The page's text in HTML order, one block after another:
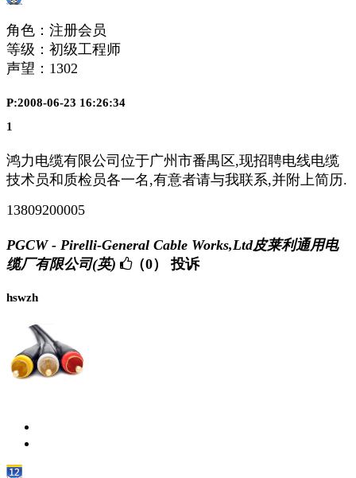
角色：注册会员
等级：初级工程师
声望： 1302
P:2008-06-23 16:26:34
1
鸿力电缆有限公司位于广州市番禺区,现招聘电线电缆
技术员和质检员各一名,有意者请与我联系,并附上简历.
13809200005
PGCW - Pirelli-General Cable Works,Ltd皮莱利通用电
缆厂有限公司(英)
（0） 投诉
hswzh